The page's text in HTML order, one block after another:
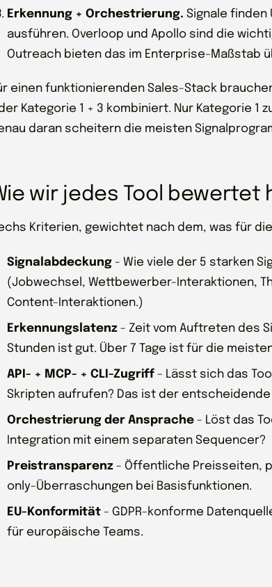
Erkennung + Orchestrierung. Signale finden
ausführen. Overloop und Apollo sind die
Outreach bieten das im Enterprise-Maßstab
einen funktionierenden Sales-Stack
Kategorie 1 + 3 kombiniert. Nur Kategorie 1
daran scheitern die meisten
wir jedes Tool bewertet
Kriterien, gewichtet nach dem, was für
Signalabdeckung- Wie viele der 5 starken
(Jobwechsel, Wettbewerber-Interaktionen,
Content-Interaktionen.)
Erkennungslatenz- Zeit vom Auftreten des
Stunden ist gut. Über 7 Tage ist für die
API- + MCP- + CLI-Zugriff- Lässt sich das
Skripten aufrufen? Das ist der
Orchestrierung der Ansprache- Löst das
Integration mit einem separaten Sequencer?
Preistransparenz- Öffentliche Preisseiten,
only-Überraschungen bei Basisfunktionen.
EU-Konformität- GDPR-konforme
für europäische Teams.